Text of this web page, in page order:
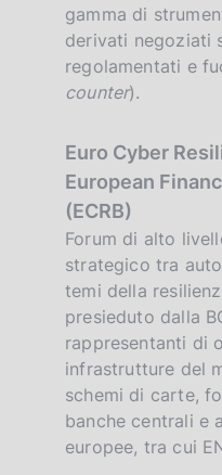
gamma di
derivati negoziati
regolamentati e
counter).
Euro Cyber
European
(ECRB)
Forum di alto
strategico tra
temi della
presieduto dalla
rappresentanti di
infrastrutture del
schemi di carte,
banche centrali e
europee, tra cui